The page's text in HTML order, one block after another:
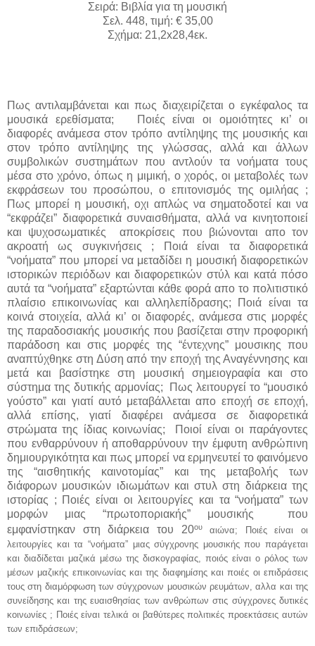
Σειρά: Βιβλία για τη μουσική
Σελ. 448, τιμή: € 35,00
Σχήμα: 21,2x28,4εκ.
Πως αντιλαμβάνεται και πως διαχειρίζεται ο εγκέφαλος τα
μουσικά ερεθίσματα;
Ποιές είναι οι ομοιότητες κι’ οι
διαφορές ανάμεσα στον τρόπο αντίληψης της μουσικής και
στον τρόπο αντίληψης της γλώσσας, αλλά και άλλων
συμβολικών συστημάτων που αντλούν τα νοήματα τους
μέσα στο χρόνο, όπως η μιμική, ο χορός, οι μεταβολές των
εκφράσεων του προσώπου, ο επιτονισμός της ομιλήας ;
Πως μπορεί η μουσική, οχι απλώς να σηματοδοτεί και να
“εκφράζει” διαφορετικά συναισθήματα, αλλά να κινητοποιεί
και ψυχοσωματικές
αποκρίσεις που βιώνονται απο τον
ακροατή ως συγκινήσεις ; Ποιά είναι τα διαφορετικά
“νοήματα” που μπορεί να μεταδίδει η μουσική διαφορετικών
ιστορικών περιόδων και διαφορετικών στύλ και κατά πόσο
αυτά τα “νοήματα” εξαρτώνται κάθε φορά απο το πολιτιστικό
πλαίσιο επικοινωνίας και αλληλεπίδρασης; Ποιά είναι τα
κοινά στοιχεία, αλλά κι’ οι διαφορές, ανάμεσα στις μορφές
της παραδοσιακής μουσικής που βασίζεται στην προφορική
παράδοση και στις μορφές της “έντεχνης” μουσικης που
αναπτύχθηκε στη Δύση από την εποχή της Αναγέννησης και
μετά και βασίστηκε στη μουσική σημειογραφία και στο
σύστημα της δυτικής αρμονίας;
Πως λειτουργεί το “μουσικό
γούστο” και γιατί αυτό μεταβάλλεται απο εποχή σε εποχή,
αλλά επίσης,
γιατί διαφέρει ανάμεσα σε διαφορετικά
στρώματα της ίδιας κοινωνίας;
Ποιοί είναι οι παράγοντες
που ενθαρρύνουν ή αποθαρρύνουν την έμφυτη ανθρώπινη
δημιουργικότητα και πως μπορεί να ερμηνευτεί το φαινόμενο
της “αισθητικής καινοτομίας” και της μεταβολής των
διάφορων μουσικών ιδιωμάτων και στυλ στη διάρκεια της
ιστορίας ; Ποιές είναι οι λειτουργίες και τα “νοήματα” των
μορφών μιας “πρωτοποριακής” μουσικής
που
εμφανίστηκαν στη διάρκεια του 20ουαιώνα; Ποιές είναι οι
λειτουργίες και τα “νοήματα” μιας σύγχρονης μουσικής που παράγεται
και διαδίδεται μαζικά μέσω της δισκογραφίας, ποιός είναι ο ρόλος των
μέσων μαζικής επικοινωνίας και της διαφημίσης και ποιές οι επιδράσεις
τους στη διαμόρφωση των σύγχρονων μουσικών ρευμάτων, αλλα και της
συνείδησης και της ευαισθησίας των ανθρώπων στις σύγχρονες δυτικές
κοινωνίες ; Ποιές είναι τελικά οι βαθύτερες πολιτικές προεκτάσεις αυτών
των επιδράσεων;